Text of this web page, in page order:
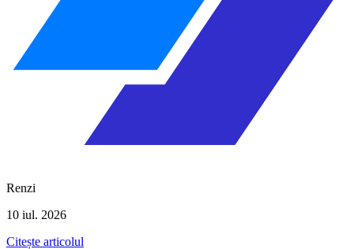
Renzi
10 iul. 2026
Citește articolul